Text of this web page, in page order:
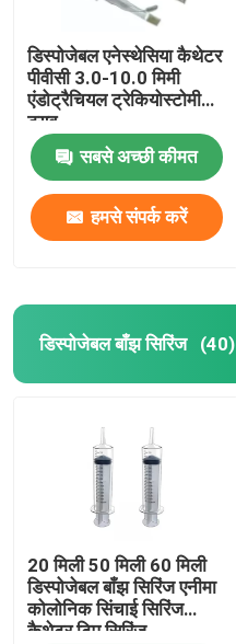
डिस्पोजेबल एनेस्थेसिया कैथेटर
पीवीसी 3.0-10.0 मिमी
एंडोट्रैचियल ट्रेकियोस्टोमी
ट्यूब
सबसे अच्छी कीमत
हमसे संपर्क करें
डिस्पोजेबल बाँझ सिरिंज (40)
20 मिली 50 मिली 60 मिली
डिस्पोजेबल बाँझ सिरिंज एनीमा
कोलोनिक सिंचाई सिरिंज
कैथेटर टिप सिरिंज